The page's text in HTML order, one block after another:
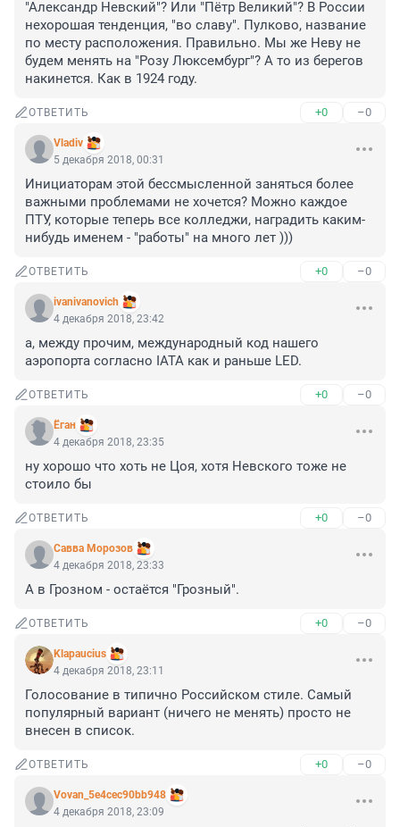
"Александр Невский"? Или "Пётр Великий"? В России
нехорошая тенденция, "во славу". Пулково, название
по месту расположения. Правильно. Мы же Неву не
будем менять на "Розу Люксембург"? А то из берегов
накинется. Как в 1924 году.
ОТВЕТИТЬ +0 –0
Vladiv
5 декабря 2018, 00:31
Инициаторам этой бессмысленной заняться более
важными проблемами не хочется? Можно каждое
ПТУ, которые теперь все колледжи, наградить каким-
нибудь именем - "работы" на много лет )))
ОТВЕТИТЬ +0 –0
ivanivanovich
4 декабря 2018, 23:42
а, между прочим, международный код нашего
аэропорта согласно IATA как и раньше LED.
ОТВЕТИТЬ +0 –0
Ёган
4 декабря 2018, 23:35
ну хорошо что хоть не Цоя, хотя Невского тоже не
стоило бы
ОТВЕТИТЬ +0 –0
Савва Морозов
4 декабря 2018, 23:33
А в Грозном - остаётся "Грозный".
ОТВЕТИТЬ +0 –0
Klapaucius
4 декабря 2018, 23:11
Голосование в типично Российском стиле. Самый
популярный вариант (ничего не менять) просто не
внесен в список.
ОТВЕТИТЬ +0 –0
Vovan_5e4cec90bb948
4 декабря 2018, 23:09